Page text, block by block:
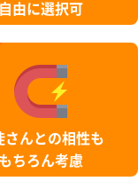
自由に選択可
さんとの相性も
もちろん考慮